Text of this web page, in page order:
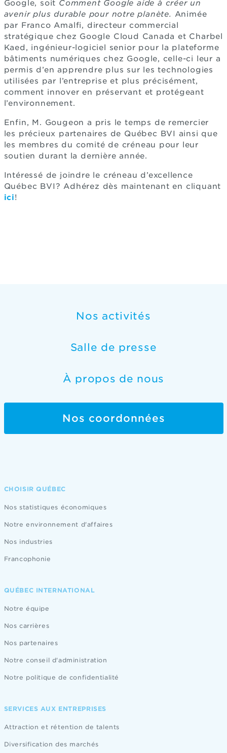
Google, soit Comment Google aide à créer un
avenir plus durable pour notre planète. Animée
par Franco Amalfi, directeur commercial
stratégique chez Google Cloud Canada et Charbel
Kaed, ingénieur-logiciel senior pour la plateforme
bâtiments numériques chez Google, celle-ci leur a
permis d’en apprendre plus sur les technologies
utilisées par l’entreprise et plus précisément,
comment innover en préservant et protégeant
l’environnement.
Enfin, M. Gougeon a pris le temps de remercier
les précieux partenaires de Québec BVI ainsi que
les membres du comité de créneau pour leur
soutien durant la dernière année.
Intéressé de joindre le créneau d’excellence
Québec BVI? Adhérez dès maintenant en cliquant
ici!
Nos activités
Salle de presse
À propos de nous
Nos coordonnées
CHOISIR QUÉBEC
Nos statistiques économiques
Notre environnement d'affaires
Nos industries
Francophonie
QUÉBEC INTERNATIONAL
Notre équipe
Nos carrières
Nos partenaires
Notre conseil d'administration
Notre politique de confidentialité
SERVICES AUX ENTREPRISES
Attraction et rétention de talents
Diversification des marchés